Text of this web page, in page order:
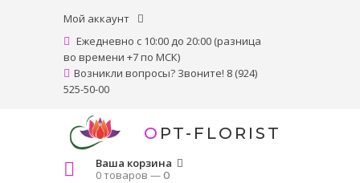
Мой аккаунт
Ежедневно с 10:00 до 20:00 (разница
во времени +7 по МСК)
Возникли вопросы? Звоните! 8 (924)
525-50-00
OPT-FLORIST
Ваша корзина
0 товаров —0